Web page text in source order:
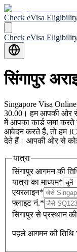
Check eVisa
Check eVisa
सिंगापुर
Singapore Visa
30.00। हम आपकी ओर
में आपका कार्ड जमा
आवेदन करते हैं, तो हम
देते हैं। आपकी ओर से कोई
यात्रा
सिंगापुर आगमन की
यात्रा का माध्यम*
एयरलाइन*
फ्लाइट नं.*
सिंगापुर से प्रस्थान
पहले आगमन की तिथि